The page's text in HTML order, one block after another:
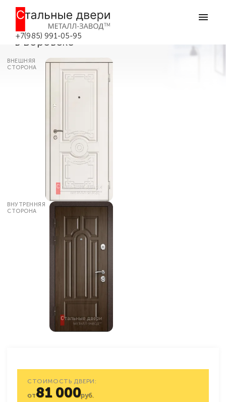
+7(985) 991-05-95
Дверь с терморазрывом броня №26
в Боровске
Главная
Металлические бронированные двери
ВНЕШНЯЯ
СТОРОНА
ВНУТРЕННЯЯ
СТОРОНА
СТОИМОСТЬ ДВЕРИ:
от81 000руб.